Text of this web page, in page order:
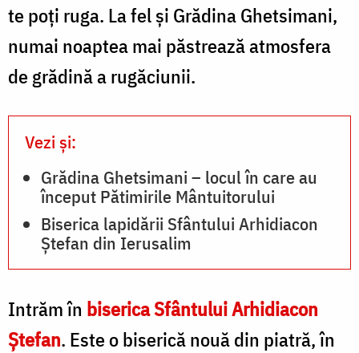
te poți ruga. La fel și Grădina Ghetsimani,
numai noaptea mai păstrează atmosfera
de grădină a rugăciunii.
Vezi și:
Grădina Ghetsimani – locul în care au
început Pătimirile Mântuitorului
Biserica lapidării Sfântului Arhidiacon
Ștefan din Ierusalim
Intrăm în biserica Sfântului Arhidiacon
Ștefan. Este o biserică nouă din piatră, în